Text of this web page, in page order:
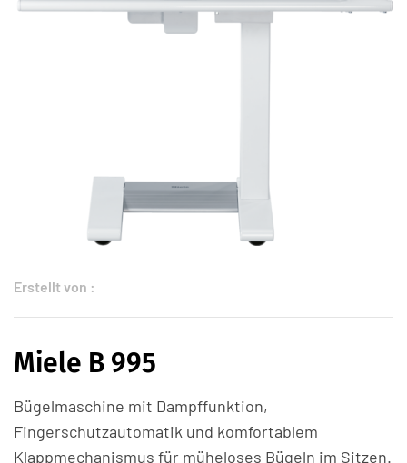
Erstellt von :
Miele B 995
Bügelmaschine mit Dampffunktion,
Fingerschutzautomatik und komfortablem
Klappmechanismus für müheloses Bügeln im Sitzen.